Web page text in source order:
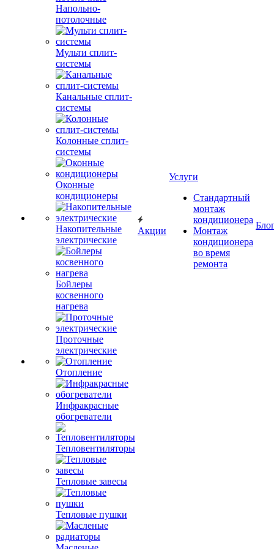
Напольно-
потолочные
Мульти сплит-
системы
Канальные сплит-
системы
Колонные сплит-
системы
Оконные
кондиционеры
Накопительные
электрические
Бойлеры
косвенного
нагрева
Проточные
электрические
Отопление
Инфракрасные
обогреватели
Тепловентиляторы
Тепловые завесы
Тепловые пушки
Акции
Услуги
Стандартный
монтаж
кондиционера
Монтаж
кондиционера
во время
ремонта